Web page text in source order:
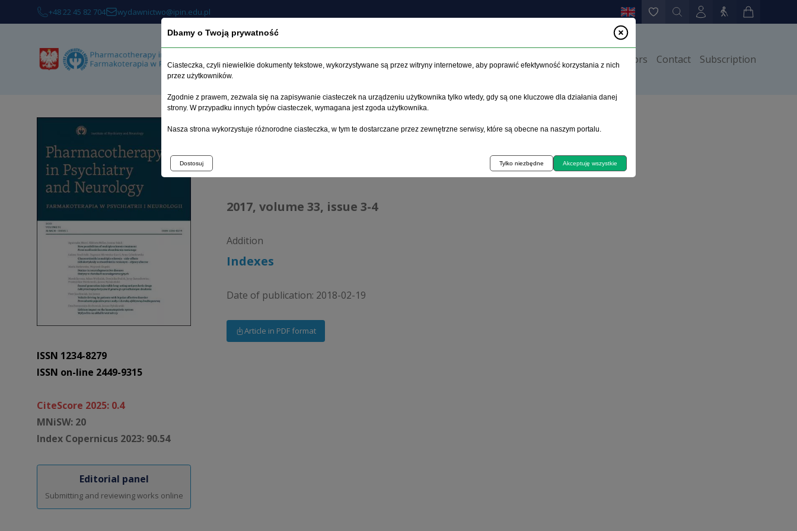
+48 22 45 82 704 wydawnictwo@ipin.edu.pl
About the journal Current issue Archive Articles Instructions for authors Contact Subscription
ISSN 1234-8279
ISSN on-line 2449-9315
CiteScore 2025: 0.4
MNiSW: 20
Index Copernicus 2023: 90.54
Editorial panel
Submitting and reviewing works online
Home page>Archive>issue 3-4>Indexes
2017, volume 33, issue 3-4
Addition
Indexes
Date of publication: 2018-02-19
Article in PDF format
Dbamy o Twoją prywatność
Ciasteczka, czyli niewielkie dokumenty tekstowe, wykorzystywane są przez witryny internetowe, aby poprawić efektywność korzystania z nich
przez użytkowników.
Zgodnie z prawem, zezwala się na zapisywanie ciasteczek na urządzeniu użytkownika tylko wtedy, gdy są one kluczowe dla działania danej
strony. W przypadku innych typów ciasteczek, wymagana jest zgoda użytkownika.
Nasza strona wykorzystuje różnorodne ciasteczka, w tym te dostarczane przez zewnętrzne serwisy, które są obecne na naszym portalu.
Dostosuj Tylko niezbędne Akceptuję wszystkie